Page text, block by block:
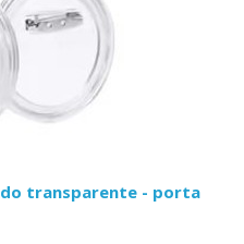
transparente - porta